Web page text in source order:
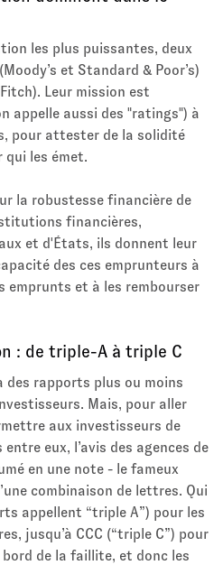
les plus puissantes, deux
et Standard & Poor’s)
Leur mission est
appelle aussi des "ratings") à
pour attester de la solidité
qui les émet.
la robustesse financière de
financières,
et d'États, ils donnent leur
des ces emprunteurs à
emprunts et à les rembourser
: de triple-A à triple C
des rapports plus ou moins
Mais, pour aller
aux investisseurs de
eux, l’avis des agences de
en une note - le fameux
combinaison de lettres. Qui
appellent “triple A”) pour les
jusqu’à CCC (“triple C”) pour
de la faillite, et donc les